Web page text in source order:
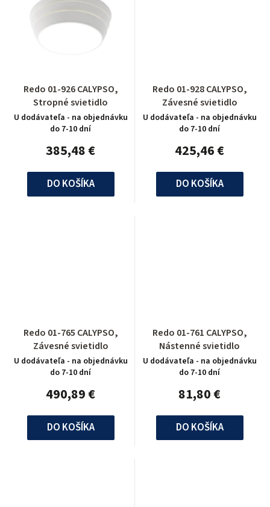
Redo 01-926 CALYPSO,
Stropné svietidlo
U dodávateľa - na objednávku
do 7-10 dní
385,48 €
DO KOŠÍKA
Redo 01-928 CALYPSO,
Závesné svietidlo
U dodávateľa - na objednávku
do 7-10 dní
425,46 €
DO KOŠÍKA
Redo 01-765 CALYPSO,
Závesné svietidlo
U dodávateľa - na objednávku
do 7-10 dní
490,89 €
DO KOŠÍKA
Redo 01-761 CALYPSO,
Nástenné svietidlo
U dodávateľa - na objednávku
do 7-10 dní
81,80 €
DO KOŠÍKA